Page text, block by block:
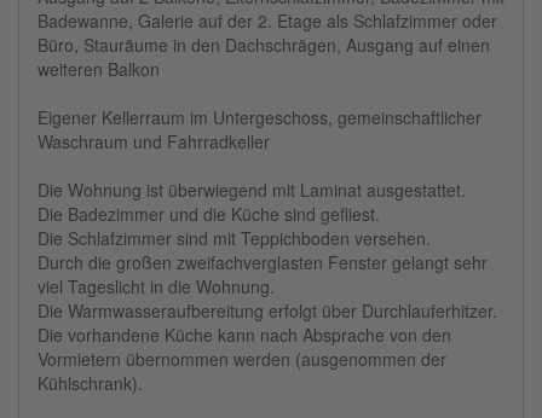
Badewanne, Galerie auf der 2. Etage als Schlafzimmer oder
Büro, Stauräume in den Dachschrägen, Ausgang auf einen
weiteren Balkon
Eigener Kellerraum im Untergeschoss, gemeinschaftlicher
Waschraum und Fahrradkeller
Die Wohnung ist überwiegend mit Laminat ausgestattet.
Die Badezimmer und die Küche sind gefliest.
Die Schlafzimmer sind mit Teppichboden versehen.
Durch die großen zweifachverglasten Fenster gelangt sehr
viel Tageslicht in die Wohnung.
Die Warmwasseraufbereitung erfolgt über Durchlauferhitzer.
Die vorhandene Küche kann nach Absprache von den
Vormietern übernommen werden (ausgenommen der
Kühlschrank).